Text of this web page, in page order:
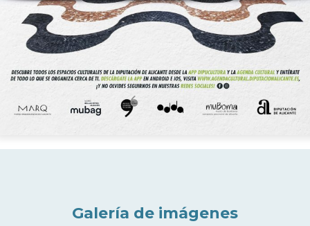
Galería de imágenes